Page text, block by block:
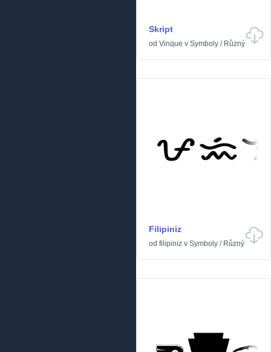
Skript
od Vinque v Symboly / Různý
Filipiniz
od filipiniz v Symboly / Různý